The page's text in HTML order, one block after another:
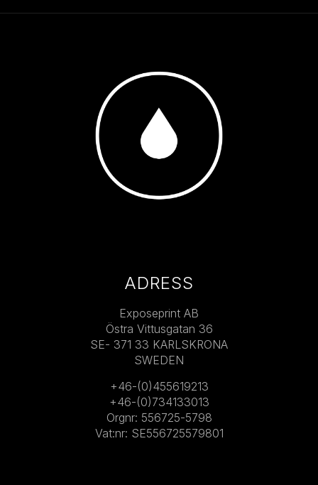
ADRESS
Exposeprint AB
Östra Vittusgatan 36
SE- 371 33 KARLSKRONA
SWEDEN
+46-(0)455619213
+46-(0)734133013
Orgnr: 556725-5798
Vat:nr: SE556725579801